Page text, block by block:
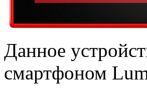
Данное
смартфоном